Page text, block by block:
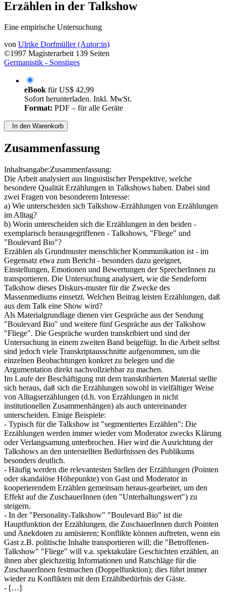
Erzählen in der Talkshow
Eine empirische Untersuchung
von Ulrike Dorfmüller (Autor:in)
©1997 Magisterarbeit 139 Seiten
Germanistik - Sonstiges
eBook fürUS$ 42,99
Sofort herunterladen. Inkl. MwSt.
Format: PDF – für alle Geräte
In den Warenkorb
Zusammenfassung
Inhaltsangabe:Zusammenfassung:
Die Arbeit analysiert aus linguistischer Perspektive, welche
besondere Qualität Erzählungen in Talkshows haben. Dabei sind
zwei Fragen von besonderem Interesse:
a) Wie unterscheiden sich Talkshow-Erzählungen von Erzählungen
im Alltag?
b) Worin unterscheiden sich die Erzählungen in den beiden -
exemplarisch herausgegriffenen - Talkshows, "Fliege" und
"Boulevard Bio"?
Erzählen als Grundmuster menschlicher Kommunikation ist - im
Gegensatz etwa zum Bericht - besonders dazu geeignet,
Einstellungen, Emotionen und Bewertungen der SprecherInnen zu
transportieren. Die Untersuchung analysiert, wie die Sendeform
Talkshow dieses Diskurs-muster für die Zwecke des
Massenmediums einsetzt. Welchen Beitrag leisten Erzählungen, daß
aus dem Talk eine Show wird?
Als Materialgrundlage dienen vier Gespräche aus der Sendung
"Boulevard Bio" und weitere fünf Gespräche aus der Talkshow
"Fliege". Die Gespräche wurden transkribiert und sind der
Untersuchung in einem zweiten Band beigefügt. In die Arbeit selbst
sind jedoch viele Transkriptausschnitte aufgenommen, um die
einzelnen Beobachtungen konkret zu belegen und die
Argumentation direkt nachvollziehbar zu machen.
Im Laufe der Beschäftigung mit dem transkribierten Material stellte
sich heraus, daß sich die Erzählungen sowohl in vielfältiger Weise
von Alltagserzählungen (d.h. von Erzählungen in nicht
institutionellen Zusammenhängen) als auch untereinander
unterscheiden. Einige Beispiele:
- Typisch für die Talkshow ist "segmentiertes Erzählen": Die
Erzählungen werden immer wieder vom Moderator zwecks Klärung
oder Verlangsamung unterbrochen. Hier wird die Ausrichtung der
Talkshows an den unterstellten Bedürfnissen des Publikums
besonders deutlich.
- Häufig werden die relevantesten Stellen der Erzählungen (Pointen
oder skandalöse Höhepunkte) von Gast und Moderator in
kooperierendem Erzählen gemeinsam heraus-gearbeitet, um den
Effekt auf die ZuschauerInnen (den "Unterhaltungswert") zu
steigern.
- In der "Personality-Talkshow" "Boulevard Bio" ist die
Hauptfunktion der Erzählungen, die ZuschauerInnen durch Pointen
und Anekdoten zu amüsieren; Konflikte können auftreten, wenn ein
Gast z.B. politische Inhalte transportieren will; die "Betroffenen-
Talkshow" "Fliege" will v.a. spektakuläre Geschichten erzählen, an
ihnen aber gleichzeitig Informationen und Ratschläge für die
ZuschauerInnen festmachen (Doppelfunktion); dies führt immer
wieder zu Konflikten mit dem Erzählbedürfnis der Gäste.
- […]